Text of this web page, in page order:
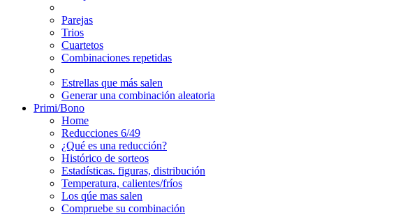
Parejas
Trios
Cuartetos
Combinaciones repetidas
Estrellas que más salen
Generar una combinación aleatoria
Primi/Bono
Home
Reducciones 6/49
¿Qué es una reducción?
Histórico de sorteos
Estadísticas. figuras, distribución
Temperatura, calientes/fríos
Los qúe mas salen
Compruebe su combinación